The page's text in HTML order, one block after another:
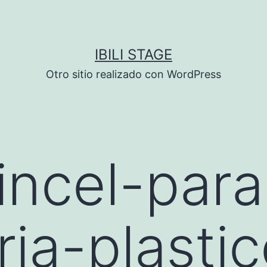
IBILI STAGE
Otro sitio realizado con WordPress